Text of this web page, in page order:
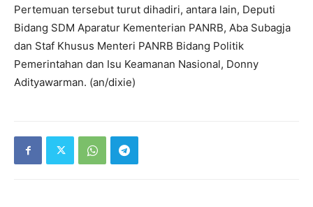
Pertemuan tersebut turut dihadiri, antara lain, Deputi
Bidang SDM Aparatur Kementerian PANRB, Aba Subagja
dan Staf Khusus Menteri PANRB Bidang Politik
Pemerintahan dan Isu Keamanan Nasional, Donny
Adityawarman. (an/dixie)